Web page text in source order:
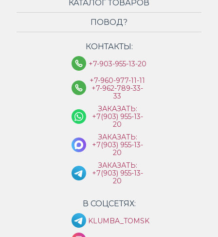
КАТАЛОГ ТОВАРОВ
ПОВОД?
КОНТАКТЫ:
+7-903-955-13-20
+7-960-977-11-11
+7-962-789-33-
33
ЗАКАЗАТЬ:
+7(903) 955-13-
20
ЗАКАЗАТЬ:
+7(903) 955-13-
20
ЗАКАЗАТЬ:
+7(903) 955-13-
20
В СОЦСЕТЯХ:
KLUMBA_TOMSK